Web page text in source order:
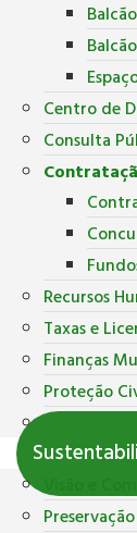
Centro de
Consulta
Recursos
Taxas e
Finanças
Proteção
Polícia
Visão e